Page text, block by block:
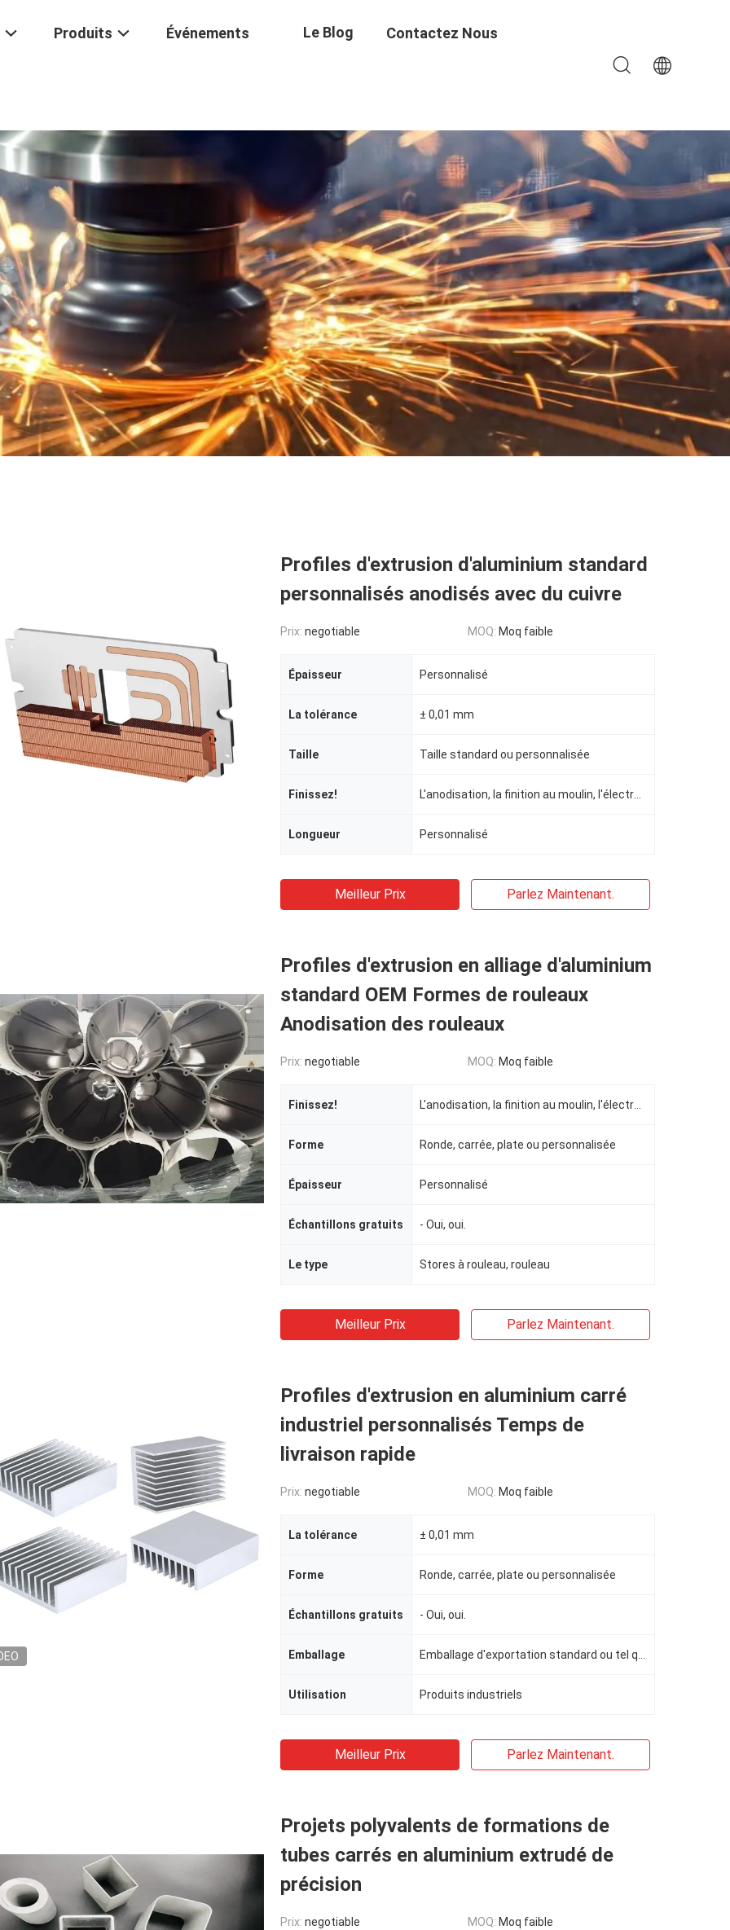
Produits Événements Le Blog Contactez Nous
Profiles d'extrusion d'aluminium standard
personnalisés anodisés avec du cuivre
Prix: negotiable MOQ: Moq faible
Épaisseur Personnalisé
La tolérance ± 0,01 mm
Taille Taille standard ou personnalisée
Finissez!
Longueur Personnalisé
Meilleur Prix Parlez Maintenant.
Profiles d'extrusion en alliage d'aluminium
standard OEM Formes de rouleaux
Anodisation des rouleaux
Prix: negotiable MOQ: Moq faible
Finissez!
Forme Ronde, carrée, plate ou personnalisée
Épaisseur Personnalisé
Échantillons gratuits - Oui, oui.
Le type Stores à rouleau, rouleau
Meilleur Prix Parlez Maintenant.
Profiles d'extrusion en aluminium carré
industriel personnalisés Temps de
livraison rapide
Prix: negotiable MOQ: Moq faible
La tolérance ± 0,01 mm
Forme Ronde, carrée, plate ou personnalisée
Échantillons gratuits - Oui, oui.
Emballage
Utilisation Produits industriels
Meilleur Prix Parlez Maintenant.
Projets polyvalents de formations de
tubes carrés en aluminium extrudé de
précision
Prix: negotiable MOQ: Moq faible